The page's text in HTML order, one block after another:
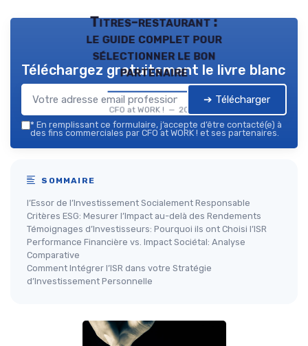
Titres-restaurant :
le guide complet pour
sélectionner le bon
partenaire
CFO at WORK ! — 2026
Téléchargez gratuitement le livre blanc
➔ Télécharger
* En remplissant ce formulaire, j’accepte d’être contacté(e) à
des fins commerciales par CFO at WORK ! et ses partenaires.
SOMMAIRE
l’Essor de l’Investissement Socialement Responsable
Critères ESG: Mesurer l’Impact au-delà des Rendements
Témoignages d’Investisseurs: Pourquoi ils ont Choisi l’ISR
Performance Financière vs. Impact Sociétal: Analyse
Comparative
Comment Intégrer l’ISR dans votre Stratégie
d’Investissement Personnelle